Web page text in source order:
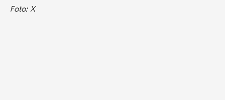
Foto: X